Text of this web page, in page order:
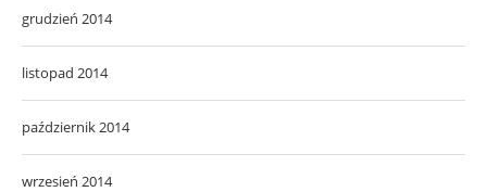
grudzień 2014
listopad 2014
październik 2014
wrzesień 2014